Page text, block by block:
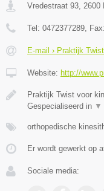
Vredestraat 93 2600
Tel: 0472377289 , Fax:
E-mail › Praktijk Twist
Website: http://
Praktijk Twist voor
Gespecialiseerd in ▼
orthopedische
Er wordt gewerkt op
Sociale media: